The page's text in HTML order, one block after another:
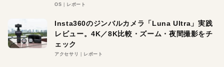
OS レポート
Insta360のジンバルカメラ「Luna Ultra」実践
レビュー。4K／8K比較・ズーム・夜間撮影をチ
ェック
アクセサリ レポート